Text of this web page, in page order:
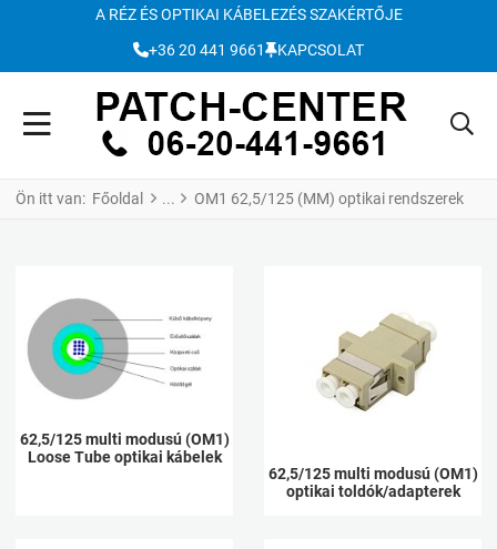
A RÉZ ÉS OPTIKAI KÁBELEZÉS SZAKÉRTŐJE
+36 20 441 9661 KAPCSOLAT
Ön itt van: Főoldal OM1 62,5/125 (MM) optikai rendszerek
62,5/125 multi modusú (OM1)
Loose Tube optikai kábelek
62,5/125 multi modusú (OM1)
optikai toldók/adapterek